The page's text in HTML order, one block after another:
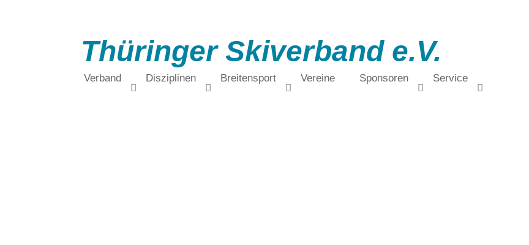
Thüringer Skiverband e.V.
Verband Disziplinen Breitensport Vereine Sponsoren Service